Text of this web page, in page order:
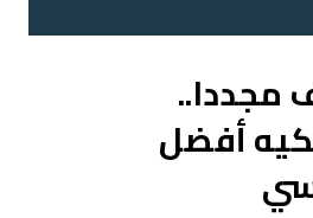
مجددا..
أفضل